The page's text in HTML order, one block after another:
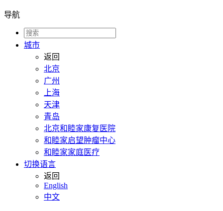
导航
城市
返回
北京
广州
上海
天津
青岛
北京和睦家康复医院
和睦家启望肿瘤中心
和睦家家庭医疗
切换语言
返回
English
中文